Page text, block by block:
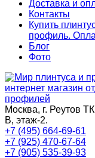
Доставка и
Контакты
Купить
профиль.
Блог
Фото
Москва, г. Реутов
В, этаж-2.
+7 (495) 664-69-61
+7 (925) 470-67-64
+7 (905) 535-39-93